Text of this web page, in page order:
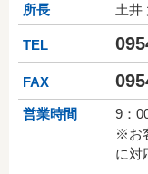
所長
土
TEL
FAX
営業時間
9：
※お
に対